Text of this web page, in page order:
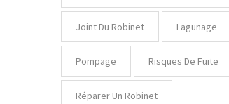
Joint Du Robinet Lagunage
Pompage Risques De Fuite
Réparer Un Robinet